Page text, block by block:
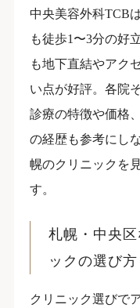
中央美容外科TCB
も徒歩1〜3分の好
も地下直結やアク
い点が好評。各院
診療の特徴や価格
の経歴も参考にし
幌のクリニックを
す。
札幌・中央
ックの選び
クリニック選びで